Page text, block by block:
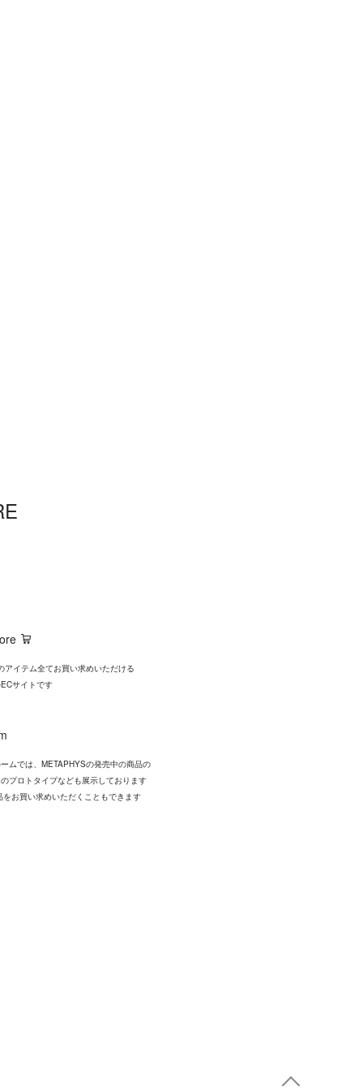
アイテム全てお買い求めいただける
サイトです
ムでは、METAPHYSの発売中の商品の
プロトタイプなども展示しております
をお買い求めいただくこともできます